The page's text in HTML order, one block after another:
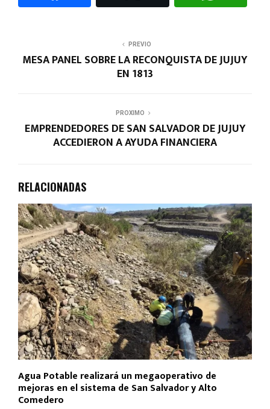
PREVIO
MESA PANEL SOBRE LA RECONQUISTA DE JUJUY
EN 1813
PROXIMO
EMPRENDEDORES DE SAN SALVADOR DE JUJUY
ACCEDIERON A AYUDA FINANCIERA
RELACIONADAS
Agua Potable realizará un megaoperativo de
mejoras en el sistema de San Salvador y Alto
Comedero